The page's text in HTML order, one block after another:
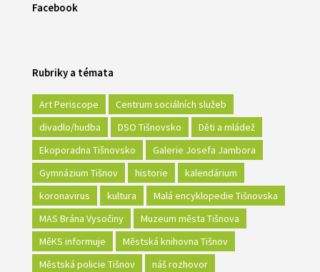
Facebook
Rubriky a témata
Art Periscope
Centrum sociálních služeb
divadlo/hudba
DSO Tišnovsko
Děti a mládež
Ekoporadna Tišnovsko
Galerie Josefa Jambora
Gymnázium Tišnov
historie
kalendárium
koronavirus
kultura
Malá encyklopedie Tišnovska
MAS Brána Vysočiny
Muzeum města Tišnova
MěKS informuje
Městská knihovna Tišnov
Městská policie Tišnov
náš rozhovor